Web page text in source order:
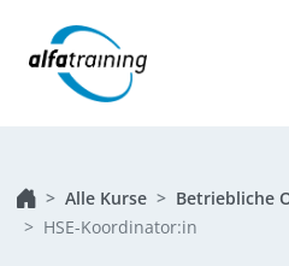
Alle Kurse
Betriebliche
HSE-Koordinator:in